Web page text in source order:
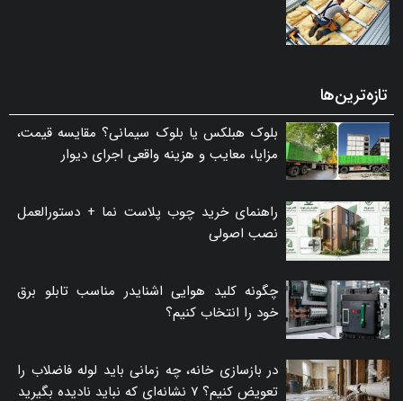
تازه‌ترین‌ها
بلوک هبلکس یا بلوک سیمانی؟ مقایسه قیمت،
مزایا، معایب و هزینه واقعی اجرای دیوار
راهنمای خرید چوب پلاست نما + دستورالعمل
نصب اصولی
چگونه کلید هوایی اشنایدر مناسب تابلو برق
خود را انتخاب کنیم؟
در بازسازی خانه، چه زمانی باید لوله فاضلاب را
تعویض کنیم؟ ۷ نشانه‌ای که نباید نادیده بگیرید